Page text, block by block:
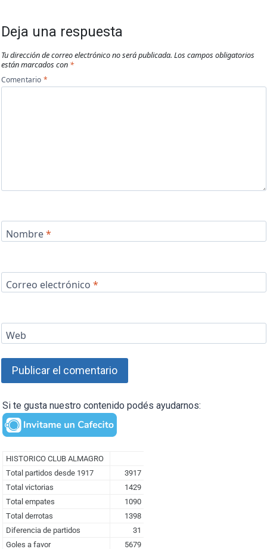
Deja una respuesta
Tu dirección de correo electrónico no será publicada. Los campos obligatorios
están marcados con *
Comentario *
Nombre*
Correo electrónico *
Web
Si te gusta nuestro contenido podés ayudarnos: